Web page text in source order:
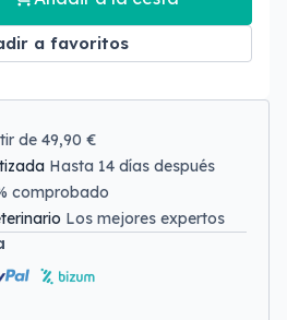
a favoritos
de 49,90 €
Hasta 14 días después
comprobado
Los mejores expertos